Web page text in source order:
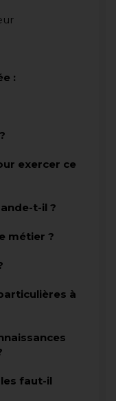
:
exercer ce
t-il ?
métier ?
à
faut-il